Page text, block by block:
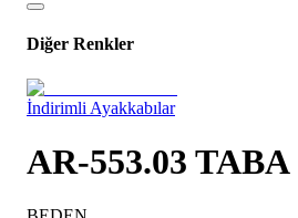
Diğer Renkler
İndirimli Ayakkabılar
AR-553.03 TABA